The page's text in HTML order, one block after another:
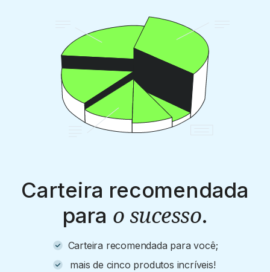
Carteira recomendada
para o sucesso.
Carteira recomendada para você;
mais de cinco produtos incríveis!